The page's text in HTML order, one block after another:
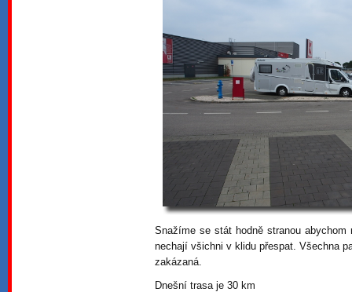
Snažíme se stát hodně stranou
nechají všichni v klidu přespat. Všechna
zakázaná.
Dnešní trasa je 30 km